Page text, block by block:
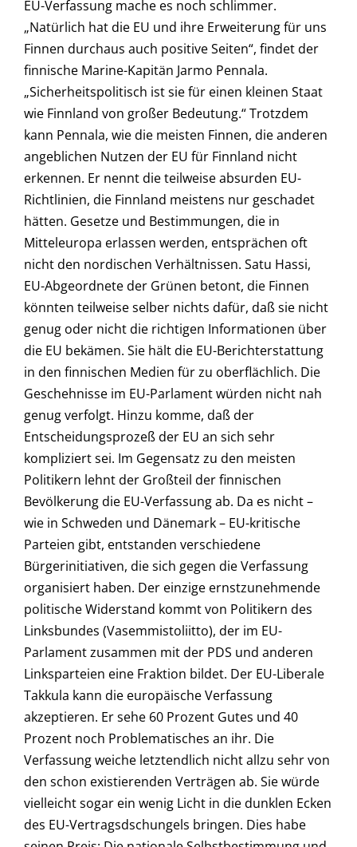
EU-Verfassung mache es noch schlimmer.
„Natürlich hat die EU und ihre Erweiterung für uns
Finnen durchaus auch positive Seiten“, findet der
finnische Marine-Kapitän Jarmo Pennala.
„Sicherheitspolitisch ist sie für einen kleinen Staat
wie Finnland von großer Bedeutung.“ Trotzdem
kann Pennala, wie die meisten Finnen, die anderen
angeblichen Nutzen der EU für Finnland nicht
erkennen. Er nennt die teilweise absurden EU-
Richtlinien, die Finnland meistens nur geschadet
hätten. Gesetze und Bestimmungen, die in
Mitteleuropa erlassen werden, entsprächen oft
nicht den nordischen Verhältnissen. Satu Hassi,
EU-Abgeordnete der Grünen betont, die Finnen
könnten teilweise selber nichts dafür, daß sie nicht
genug oder nicht die richtigen Informationen über
die EU bekämen. Sie hält die EU-Berichterstattung
in den finnischen Medien für zu oberflächlich. Die
Geschehnisse im EU-Parlament würden nicht nah
genug verfolgt. Hinzu komme, daß der
Entscheidungsprozeß der EU an sich sehr
kompliziert sei. Im Gegensatz zu den meisten
Politikern lehnt der Großteil der finnischen
Bevölkerung die EU-Verfassung ab. Da es nicht –
wie in Schweden und Dänemark – EU-kritische
Parteien gibt, entstanden verschiedene
Bürgerinitiativen, die sich gegen die Verfassung
organisiert haben. Der einzige ernstzunehmende
politische Widerstand kommt von Politikern des
Linksbundes (Vasemmistoliitto), der im EU-
Parlament zusammen mit der PDS und anderen
Linksparteien eine Fraktion bildet. Der EU-Liberale
Takkula kann die europäische Verfassung
akzeptieren. Er sehe 60 Prozent Gutes und 40
Prozent noch Problematisches an ihr. Die
Verfassung weiche letztendlich nicht allzu sehr von
den schon existierenden Verträgen ab. Sie würde
vielleicht sogar ein wenig Licht in die dunklen Ecken
des EU-Vertragsdschungels bringen. Dies habe